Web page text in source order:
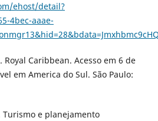
ehost/detail?
4bec-aaae-
Royal Caribbean. Acesso em 6 de
em America do Sul. São Paulo:
Turismo e planejamento